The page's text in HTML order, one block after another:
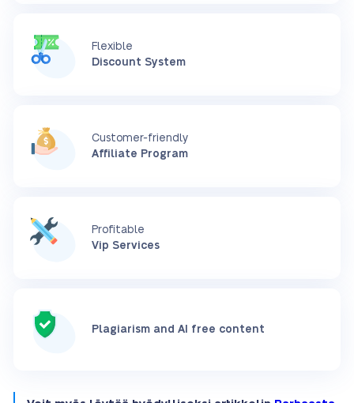
Flexible
Discount System
Customer-friendly
Affiliate Program
Profitable
Vip Services
Plagiarism and AI free content